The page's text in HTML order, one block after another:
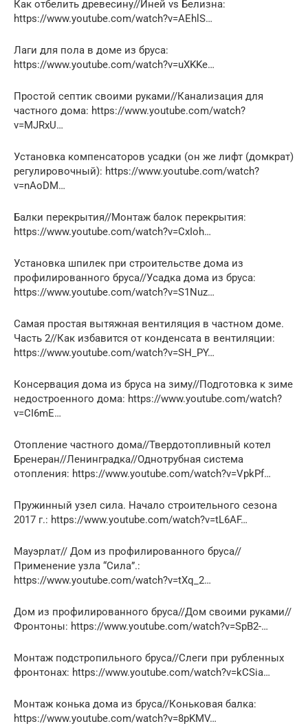
Как отбелить древесину//Иней vs Белизна:
https://www.youtube.com/watch?v=AEhlS…
Лаги для пола в доме из бруса:
https://www.youtube.com/watch?v=uXKKe…
Простой септик своими руками//Канализация для
частного дома: https://www.youtube.com/watch?
v=MJRxU…
Установка компенсаторов усадки (он же лифт (домкрат)
регулировочный): https://www.youtube.com/watch?
v=nAoDM…
Балки перекрытия//Монтаж балок перекрытия:
https://www.youtube.com/watch?v=CxIoh…
Установка шпилек при строительстве дома из
профилированного бруса//Усадка дома из бруса:
https://www.youtube.com/watch?v=S1Nuz…
Самая простая вытяжная вентиляция в частном доме.
Часть 2//Как избавится от конденсата в вентиляции:
https://www.youtube.com/watch?v=SH_PY…
Консервация дома из бруса на зиму//Подготовка к зиме
недостроенного дома: https://www.youtube.com/watch?
v=CI6mE…
Отопление частного дома//Твердотопливный котел
Бренеран//Ленинградка//Однотрубная система
отопления: https://www.youtube.com/watch?v=VpkPf…
Пружинный узел сила. Начало строительного сезона
2017 г.: https://www.youtube.com/watch?v=tL6AF…
Мауэрлат// Дом из профилированного бруса//
Применение узла “Сила”.:
https://www.youtube.com/watch?v=tXq_2…
Дом из профилированного бруса//Дом своими руками//
Фронтоны: https://www.youtube.com/watch?v=SpB2-…
Монтаж подстропильного бруса//Слеги при рубленных
фронтонах: https://www.youtube.com/watch?v=kCSia…
Монтаж конька дома из бруса//Коньковая балка:
https://www.youtube.com/watch?v=8pKMV…